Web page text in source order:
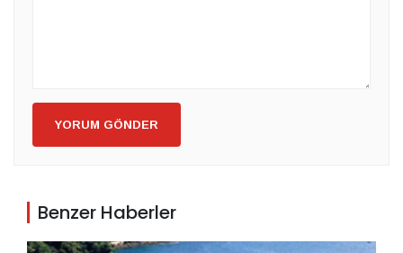
YORUM GÖNDER
Benzer Haberler